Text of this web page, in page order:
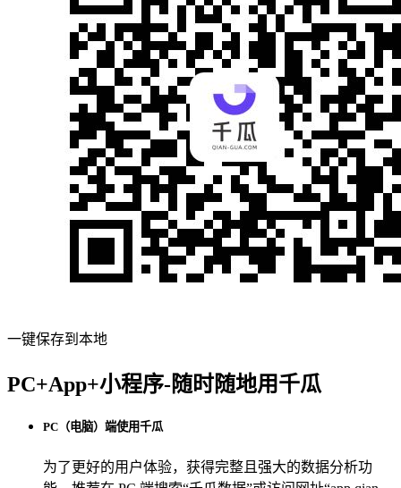
一键保存到本地
PC+App+小程序-随时随地用千瓜
PC（电脑）端使用千瓜
为了更好的用户体验，获得完整且强大的数据分析功